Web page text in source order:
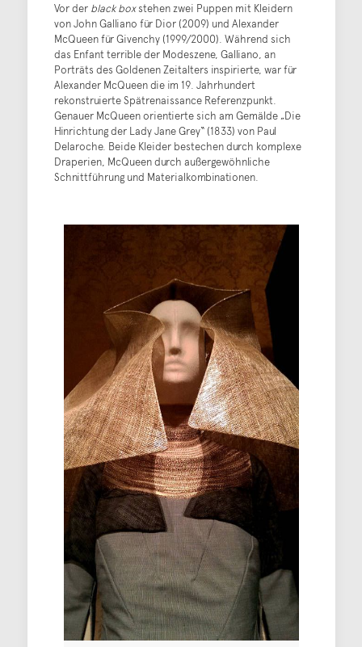
Vor der black boxstehen zwei Puppen mit Kleidern
von John Galliano für Dior (2009) und Alexander
McQueen für Givenchy (1999/2000). Während sich
das Enfant terrible der Modeszene, Galliano, an
Porträts des Goldenen Zeitalters inspirierte, war für
Alexander McQueen die im 19. Jahrhundert
rekonstruierte Spätrenaissance Referenzpunkt.
Genauer McQueen orientierte sich am Gemälde „Die
Hinrichtung der Lady Jane Grey“ (1833) von Paul
Delaroche. Beide Kleider bestechen durch komplexe
Draperien, McQueen durch außergewöhnliche
Schnittführung und Materialkombinationen.